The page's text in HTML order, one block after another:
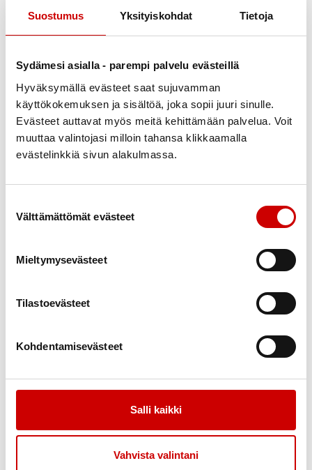
Suostumus Yksityiskohdat Tietoja
Sydämesi asialla - parempi palvelu evästeillä
Hyväksymällä evästeet saat sujuvamman
käyttökokemuksen ja sisältöä, joka sopii juuri sinulle.
Evästeet auttavat myös meitä kehittämään palvelua. Voit
muuttaa valintojasi milloin tahansa klikkaamalla
evästelinkkiä sivun alakulmassa.
Välttämättömät evästeet
Mieltymysevästeet
Tilastoevästeet
Kohdentamisevästeet
Salli kaikki
Vahvista valintani
Vertaistuelliset ryhmät
Kemissä, Sodankylässä, Simossa ja Torniossa. Myös sairastuneen
läheiset ovat tervetulleita ryhmiin ja osassa ryhmissä voi olla
Seuraa tulevia tapaamisia alueellasi tapahtumakalenterista.